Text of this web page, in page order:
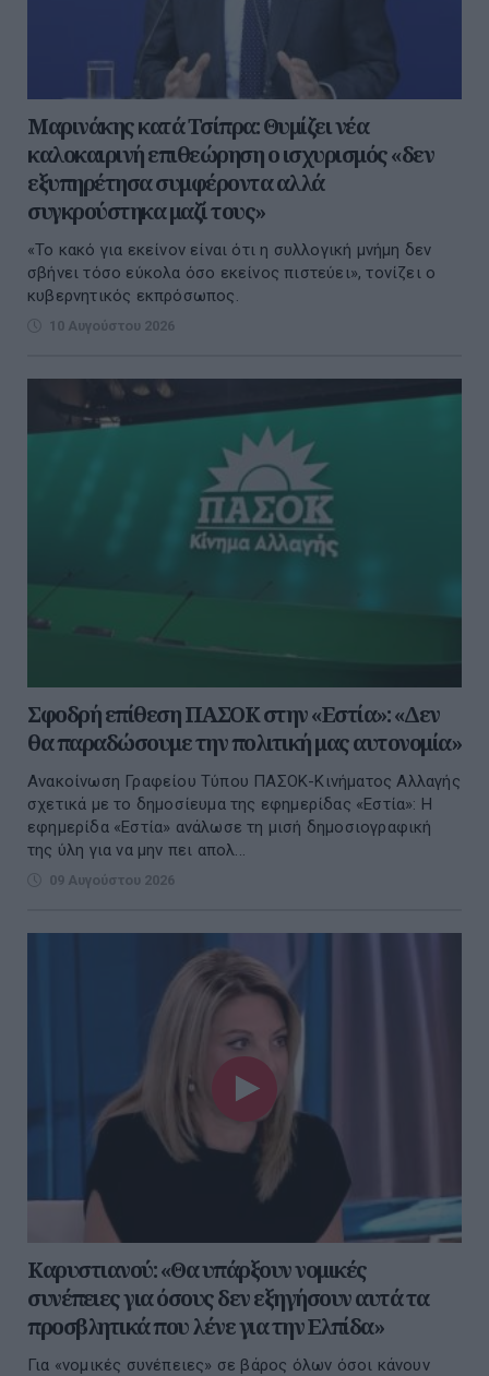
Μαρινάκης κατά Τσίπρα: Θυμίζει νέα
καλοκαιρινή επιθεώρηση ο ισχυρισμός «δεν
εξυπηρέτησα συμφέροντα αλλά
συγκρούστηκα μαζί τους»
«Το κακό για εκείνον είναι ότι η συλλογική μνήμη δεν
σβήνει τόσο εύκολα όσο εκείνος πιστεύει», τονίζει ο
κυβερνητικός εκπρόσωπος.
10 Αυγούστου 2026
Σφοδρή επίθεση ΠΑΣΟΚ στην «Εστία»: «Δεν
θα παραδώσουμε την πολιτική μας αυτονομία»
Ανακοίνωση Γραφείου Τύπου ΠΑΣΟΚ-Κινήματος Αλλαγής
σχετικά με το δημοσίευμα της εφημερίδας «Εστία»: Η
εφημερίδα «Εστία» ανάλωσε τη μισή δημοσιογραφική
της ύλη για να μην πει απολ...
09 Αυγούστου 2026
Καρυστιανού: «Θα υπάρξουν νομικές
συνέπειες για όσους δεν εξηγήσουν αυτά τα
προσβλητικά που λένε για την Ελπίδα»
Για «νομικές συνέπειες» σε βάρος όλων όσοι κάνουν